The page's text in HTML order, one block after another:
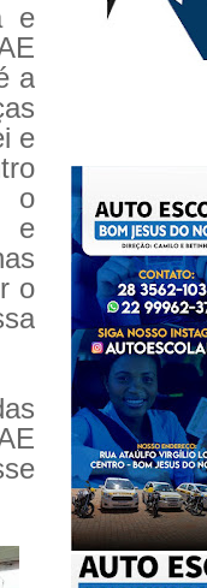
e
a
e
o
e
o